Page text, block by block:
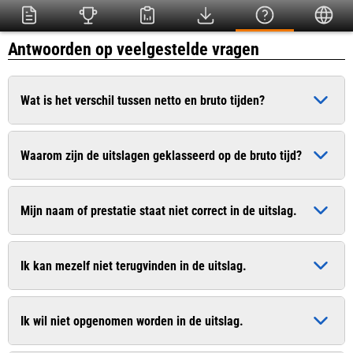
Antwoorden op veelgestelde vragen
Wat is het verschil tussen netto en bruto tijden?
De bruto tijd is de officiële tijd die ingaat op het moment dat
het startschot heeft geklonken. De netto tijd (chiptijd) is de
Waarom zijn de uitslagen geklasseerd op de bruto tijd?
Dit is conform het wedstrijdreglement van de Atletiekunie.
Bij sommige evenementen worden uitslagen van recreanten
Mijn naam of prestatie staat niet correct in de uitslag.
Geef dit door aan de organisatie. De contactgegevens vindt u
vaak op de website van de organisatie.
Ik kan mezelf niet terugvinden in de uitslag.
Geef dit door aan de organisatie. De contactgegevens vindt u
vaak op de website van de organisatie.
Ik wil niet opgenomen worden in de uitslag.